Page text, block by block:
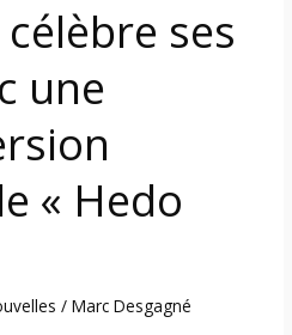
ses
une
« Hedo
/Marc Desgagné